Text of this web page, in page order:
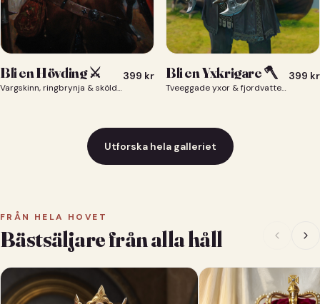
Bli en Hövding ⚔️
Vargskinn, ringbrynja & sköld — du som nordisk krigsherre ⚔️
399 kr Bli en Yxkrigare 🪓
Tveeggade yxor & fjordvatten bakom dig 🪓
399 kr
Utforska hela galleriet
FRÅN HELA HOVET
Bästsäljare från alla håll